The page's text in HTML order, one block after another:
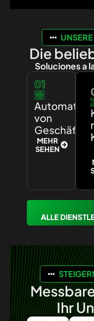
Die
Soluciones a
01
von
MEHR
SEHEN
ALLE
Ihr